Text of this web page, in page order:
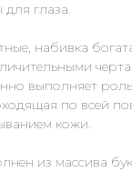
глаза.
набивка
выполняет
по всей
кожи.
из массива